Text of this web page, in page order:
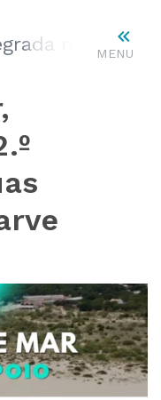
MENU
no 32.º